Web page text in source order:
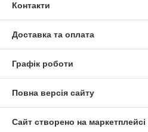
Контакти
Доставка та оплата
Графік роботи
Повна версія сайту
Сайт створено на маркетплейсі